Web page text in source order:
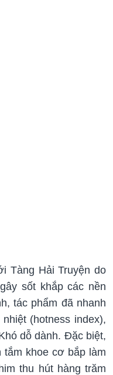
Tàng Hải Truyện do
sốt khắp các nền
tác phẩm đã nhanh
(hotness index),
dỗ dành. Đặc biệt,
tắm khoe cơ bắp làm
thu hút hàng trăm